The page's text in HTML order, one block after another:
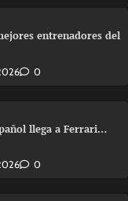
entrenadores del
0
llega a Ferrari…
0